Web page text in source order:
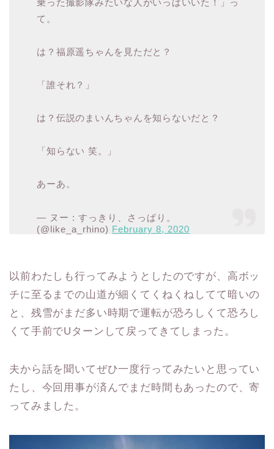
乗った撮影隊みたいな人がいっぱいいた！」っ
て。
は？福原遥ちゃんを見ただと？
「誰それ？」
は？伝説のまいんちゃんを知らないだと？
「知らない 笑。」
あーあ。
— ヌー : すっきり、さっぱり。
(@like_a_rhino) February 8, 2020
以前わたしも行ってみようとしたのですが、高ボッ
チに至るまでの山道が細くてくねくねしてて暗いの
と、残雪がまだ多い時期で運転が恐ろしくて恐ろし
くて手前でUターンして戻ってきてしまった。
夫から話を聞いてぜひ一度行ってみたいと思ってい
たし、今回用事が済んでまだ時間もあったので、寄
ってみました。